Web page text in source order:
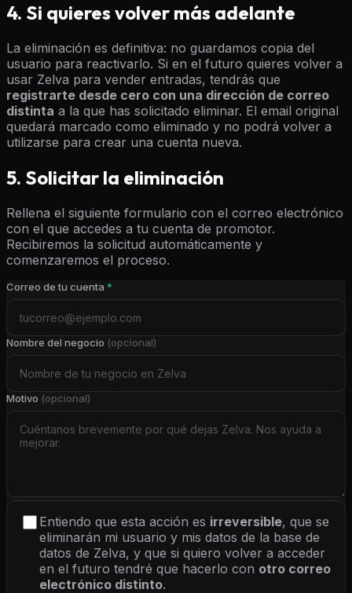
4. Si quieres volver más adelante
La eliminación es definitiva: no guardamos copia del
usuario para reactivarlo. Si en el futuro quieres volver a
usar Zelva para vender entradas, tendrás que
registrarte desde cero con una dirección de correo
distinta a la que has solicitado eliminar. El email original
quedará marcado como eliminado y no podrá volver a
utilizarse para crear una cuenta nueva.
5. Solicitar la eliminación
Rellena el siguiente formulario con el correo electrónico
con el que accedes a tu cuenta de promotor.
Recibiremos la solicitud automáticamente y
comenzaremos el proceso.
Correo de tu cuenta *
Nombre del negocio (opcional)
Motivo (opcional)
Entiendo que esta acción es irreversible, que se
eliminarán mi usuario y mis datos de la base de
datos de Zelva, y que si quiero volver a acceder
en el futuro tendré que hacerlo con otro correo
electrónico distinto.